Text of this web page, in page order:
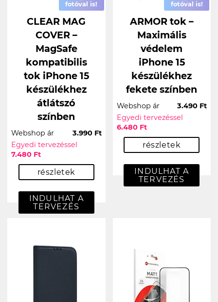
fotóval is!
CLEAR MAG
COVER –
MagSafe
kompatibilis
tok iPhone 15
készülékhez
átlátszó
színben
Webshop ár
3.990 Ft
Egyedi tervezéssel
7.480 Ft
részletek
INDULHAT A
TERVEZÉS
fotóval is!
ARMOR tok –
Maximális
védelem
iPhone 15
készülékhez
fekete színben
Webshop ár
3.490 Ft
Egyedi tervezéssel
6.480 Ft
részletek
INDULHAT A
TERVEZÉS